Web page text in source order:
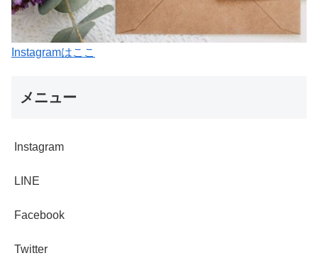
Instagramはここ
メニュー
Instagram
LINE
Facebook
Twitter